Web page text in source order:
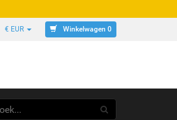
€ EUR Winkelwagen 0